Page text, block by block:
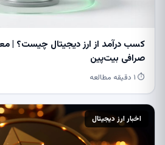
کسب درآمد از ارز دیجیتال چیست؟ |
صرافی بیت‌پین
⏱ ۱ دقیقه مطالعه
اخبار ارز دیجیتال